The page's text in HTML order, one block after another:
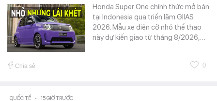
Honda Super One chính thức mở bán
tại Indonesia qua triển lãm GIIAS
2026. Mẫu xe điện cỡ nhỏ thể thao
này dự kiến giao từ tháng 8/2026,…
Chia sẻ 0
QUỐC TẾ - 15 GIỜ TRƯỚC